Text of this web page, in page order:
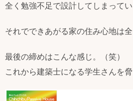
全く勉強不足で設計してしまってい
それでできあがる家の住み心地は全
最後の締めはこんな感じ。（笑）
これから建築士になる学生さんを脅